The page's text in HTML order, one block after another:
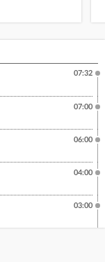
07:32
07:00
06:00
04:00
03:00